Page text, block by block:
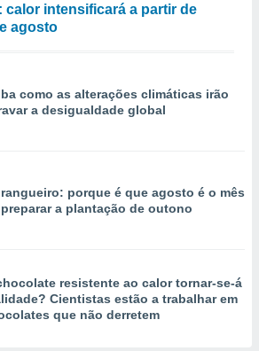
calor intensificará a partir de
agosto
como as alterações climáticas irão
a desigualdade global
porque é que agosto é o mês
a plantação de outono
resistente ao calor tornar-se-á
Cientistas estão a trabalhar em
que não derretem